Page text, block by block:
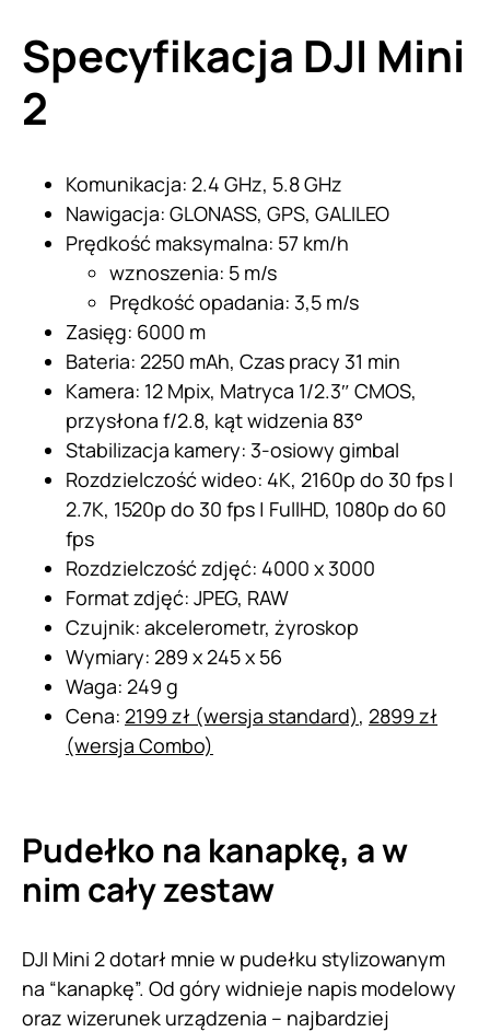
Specyfikacja DJI Mini
2
Komunikacja: 2.4 GHz, 5.8 GHz
Nawigacja: GLONASS, GPS, GALILEO
Prędkość maksymalna: 57 km/h
wznoszenia: 5 m/s
Prędkość opadania: 3,5 m/s
Zasięg: 6000 m
Bateria: 2250 mAh, Czas pracy 31 min
Kamera: 12 Mpix, Matryca 1/2.3″ CMOS,
przysłona f/2.8, kąt widzenia 83°
Stabilizacja kamery: 3-osiowy gimbal
Rozdzielczość wideo: 4K, 2160p do 30 fps |
2.7K, 1520p do 30 fps | FullHD, 1080p do 60
fps
Rozdzielczość zdjęć: 4000 x 3000
Format zdjęć: JPEG, RAW
Czujnik: akcelerometr, żyroskop
Wymiary: 289 x 245 x 56
Waga: 249 g
Cena: 2199 zł (wersja standard), 2899 zł
(wersja Combo)
Pudełko na kanapkę, a w
nim cały zestaw
DJI Mini 2 dotarł mnie w pudełku stylizowanym
na “kanapkę”. Od góry widnieje napis modelowy
oraz wizerunek urządzenia – najbardziej